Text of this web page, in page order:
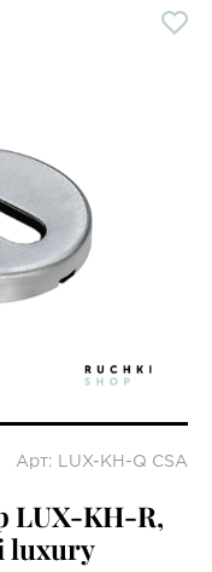
Арт: LUX-KH-Q CSA
LUX-KH-R,
luxury